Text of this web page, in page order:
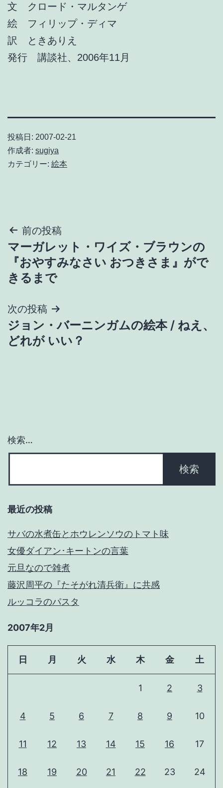
文 クロード・マルタンゲ
絵 フィリップ・ディマ
訳 ときありえ
発行 講談社、2006年11月
投稿日: 2007-02-21
作成者: sugiya
カテゴリー: 絵本
投
稿
ナ
ビ
ゲ
ー
前の投稿
マーガレット・ワイズ・ブラウンの
『おやすみなさい おつきさま』がで
きるまで
次の投稿
ジョン・バーニンガムの絵本 / ねえ、
どれが いい？
検索…
最近の投稿
サバの水煮缶とホウレンソウのトマト味
女優ダイアン･キートンの言葉
元旦なので雑煮
藤沢周平の『たそがれ清兵衛』に共感
ルッコラのパスタ
2007年2月
日 月 火 水 木 金 土
1 2 3
4 5 6 7 8 9 10
11 12 13 14 15 16 17
18 19 20 21 22 23 24